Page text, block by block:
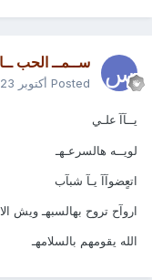
ســمــ الحب
Posted أكتوبر 23, 2009
يــآآ علـي
لويــه هالسرعـهـ
اتعٍضوآآ يـآ شبآب
اروآح تروح بهالسبهـ ويش
الله يقومهم بالسلامهـ